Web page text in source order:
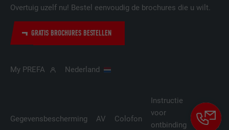
Overtuig uzelf nu! Bestel eenvoudig de brochures die u wilt.
GRATIS BROCHURES BESTELLEN
My PREFA Nederland
Gegevensbescherming AV Colofon
Instructie
voor
ontbinding
Cookie-
AANBIEDER LinkedIn
VERVALTIJD 29 dagen
websites te volgen, om op basis van de